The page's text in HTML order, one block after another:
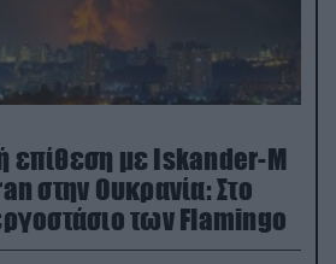
επίθεση με Iskander-M
στην Ουκρανία: Στο
των Flamingo